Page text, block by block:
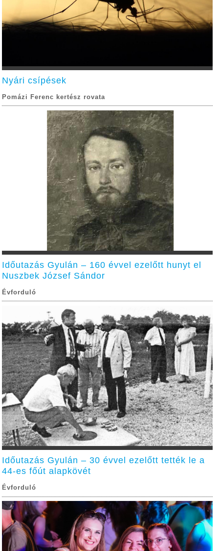
Nyári csípések
Pomázi Ferenc kertész rovata
Időutazás Gyulán – 160 évvel ezelőtt hunyt el
Nuszbek József Sándor
Évforduló
Időutazás Gyulán – 30 évvel ezelőtt tették le a
44-es főút alapkövét
Évforduló